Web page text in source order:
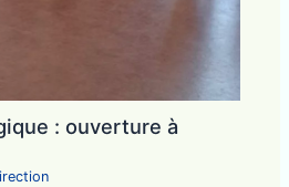
: ouverture à